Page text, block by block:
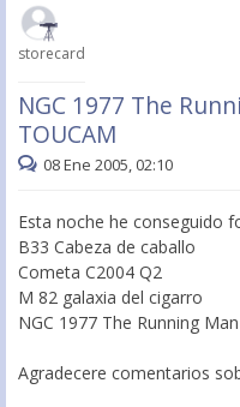
storecard
NGC 1977 The
TOUCAM
08 Ene 2005, 02:10
Esta noche he conseguido
B33 Cabeza de caballo
Cometa C2004 Q2
M 82 galaxia del cigarro
NGC 1977 The Running
Agradecere comentarios